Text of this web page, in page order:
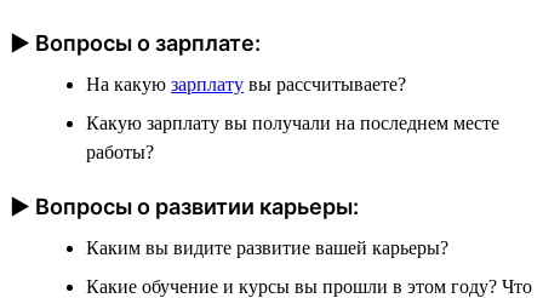
► Вопросы о зарплате:
На какую зарплату вы рассчитываете?
Какую зарплату вы получали на последнем месте
работы?
► Вопросы о развитии карьеры:
Каким вы видите развитие вашей карьеры?
Какие обучение и курсы вы прошли в этом году? Что